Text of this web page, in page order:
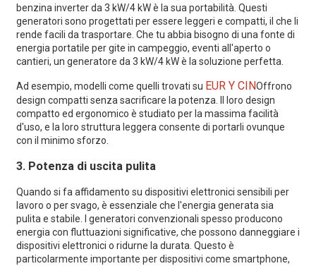
benzina inverter da 3 kW/4 kW è la sua portabilità. Questi
generatori sono progettati per essere leggeri e compatti, il che li
rende facili da trasportare. Che tu abbia bisogno di una fonte di
energia portatile per gite in campeggio, eventi all'aperto o
cantieri, un generatore da 3 kW/4 kW è la soluzione perfetta.
Ad esempio, modelli come quelli trovati su EUR Y CINOffrono
design compatti senza sacrificare la potenza. Il loro design
compatto ed ergonomico è studiato per la massima facilità
d'uso, e la loro struttura leggera consente di portarli ovunque
con il minimo sforzo.
3. Potenza di uscita pulita
Quando si fa affidamento su dispositivi elettronici sensibili per
lavoro o per svago, è essenziale che l'energia generata sia
pulita e stabile. I generatori convenzionali spesso producono
energia con fluttuazioni significative, che possono danneggiare i
dispositivi elettronici o ridurne la durata. Questo è
particolarmente importante per dispositivi come smartphone,